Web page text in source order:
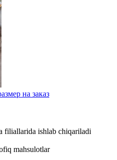
на заказ
filiallarida ishlab chiqariladi
mahsulotlar